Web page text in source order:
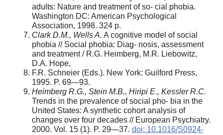
adults: Nature and treatment of so- cial phobia.
Washington DC: American Psychological
Association, 1998. 324 p.
Clark D.M., Wells A. A cognitive model of social
phobia // Social phobia: Diag- nosis, assessment
and treatment / R.G. Heimberg, M.R. Liebowitz,
D.A. Hope,
F.R. Schneier (Eds.). New York: Guilford Press,
1995. P. 69—93.
Heimberg R.G., Stein M.B., Hiripi E., Kessler R.C.
Trends in the prevalence of social pho- bia in the
United States: A synthetic cohort analysis of
changes over four decades // European Psychiatry.
2000. Vol. 15 (1). P. 29—37. doi: 10.1016/S0924-